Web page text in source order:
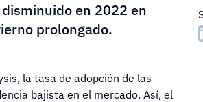
en 2022 en
prolongado.
la tasa de adopción de las
bajista en el mercado. Así, el